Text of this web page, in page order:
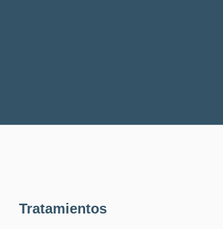
Tratamientos